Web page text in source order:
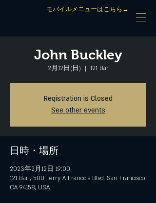
モバイルメニューはこちら→
John Buckley
2月12日(日)
  |
121 Bar
Registration is Closed
See other events
日時・場所
2023年2月12日 19:00
121 Bar , 500 Terry A Francois Blvd, San Francisco,
CA 94158, USA